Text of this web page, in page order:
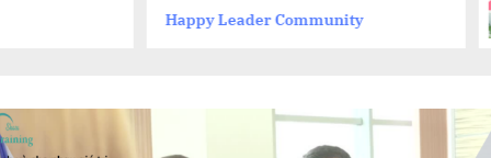
Leader Community Happy